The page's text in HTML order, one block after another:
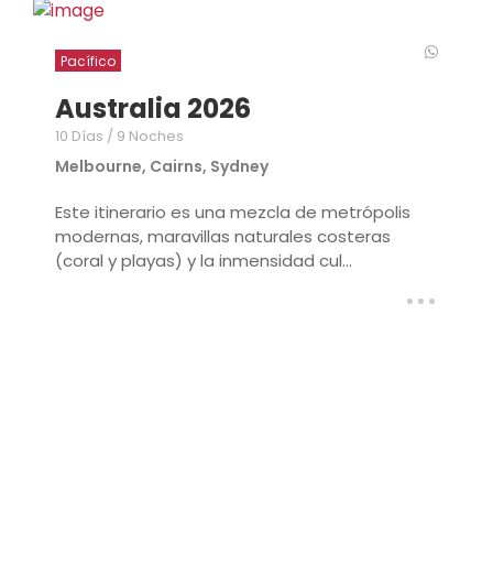
Pacífico
Australia 2026
10 Días / 9 Noches
Melbourne, Cairns, Sydney
Este itinerario es una mezcla de metrópolis
modernas, maravillas naturales costeras
(coral y playas) y la inmensidad cul...